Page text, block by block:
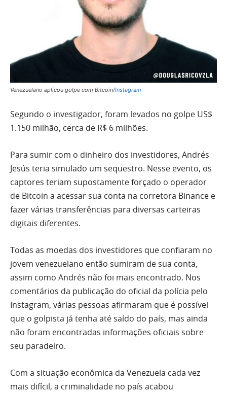
Venezuelano aplicou golpe com Bitcoin/Instagram
Segundo o investigador, foram levados no golpe US$
1.150 milhão, cerca de R$ 6 milhões.
Para sumir com o dinheiro dos investidores, Andrés
Jesús teria simulado um sequestro. Nesse evento, os
captores teriam supostamente forçado o operador
de Bitcoin a acessar sua conta na corretora Binance e
fazer várias transferências para diversas carteiras
digitais diferentes.
Todas as moedas dos investidores que confiaram no
jovem venezuelano então sumiram de sua conta,
assim como Andrés não foi mais encontrado. Nos
comentários da publicação do oficial da polícia pelo
Instagram, várias pessoas afirmaram que é possível
que o golpista já tenha até saído do país, mas ainda
não foram encontradas informações oficiais sobre
seu paradeiro.
Com a situação econômica da Venezuela cada vez
mais difícil, a criminalidade no país acabou